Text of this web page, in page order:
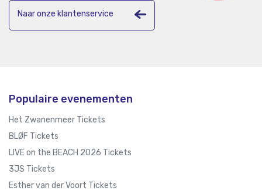
Naar onze klantenservice
Populaire evenementen
Het Zwanenmeer Tickets
BLØF Tickets
LIVE on the BEACH 2026 Tickets
3JS Tickets
Esther van der Voort Tickets